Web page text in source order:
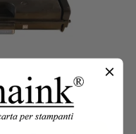
SP3500